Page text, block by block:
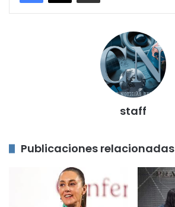
staff
Publicaciones relacionadas